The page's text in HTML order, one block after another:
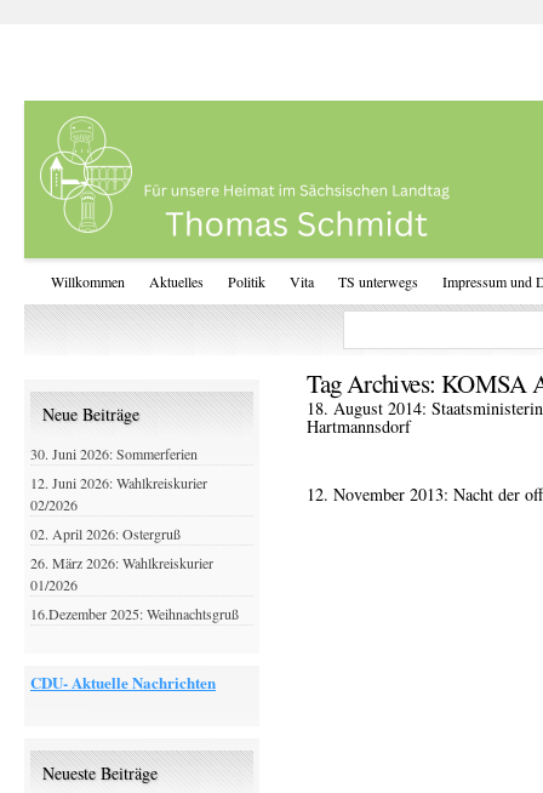
Willkommen Aktuelles Politik Vita TS unterwegs Impressum und
Tag Archives: KOMSA
18. August 2014:
Hartmannsdorf
12. November 2013: Nacht der
Neue Beiträge
30. Juni 2026: Sommerferien
12. Juni 2026: Wahlkreiskurier
02/2026
02. April 2026: Ostergruß
26. März 2026: Wahlkreiskurier
01/2026
16.Dezember 2025: Weihnachtsgruß
CDU- Aktuelle Nachrichten
Neueste Beiträge